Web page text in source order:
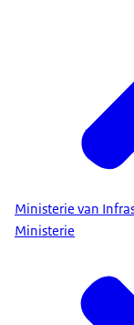
Ministerie van
Ministerie